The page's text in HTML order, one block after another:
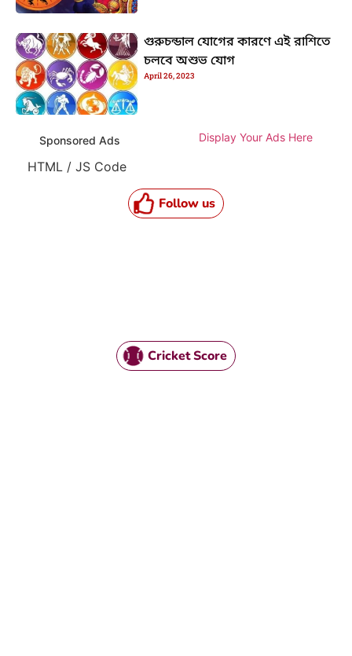
গুরুচন্ডাল যোগের কারণে এই রাশিতে
চলবে অশুভ যোগ
April 26, 2023
Sponsored Ads Display Your Ads Here
HTML / JS Code
Follow us
Cricket Score